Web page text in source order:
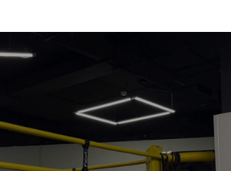
Скачай приложение